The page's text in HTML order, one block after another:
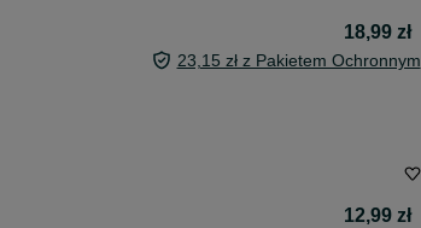
18,99 zł
23,15 zł z Pakietem Ochronnym
12,99 zł